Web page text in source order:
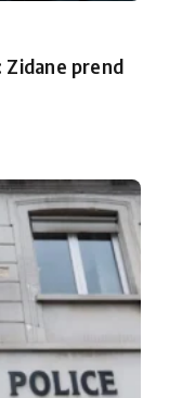
Zidane prend